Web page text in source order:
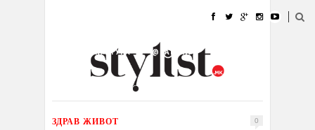
УБАВИНА
КУЛТУРА @РАБОТА
ИЗЛОГ
ЗДРАВ ЖИВОТ 0